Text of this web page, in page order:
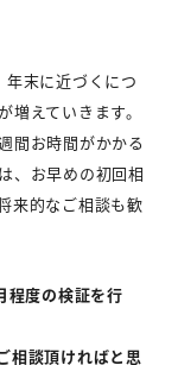
末に近づくにつ
えていきます。
間お時間がかかる
、お早めの初回相
来的なご相談も歓
程度の検証を行
相談頂ければと思